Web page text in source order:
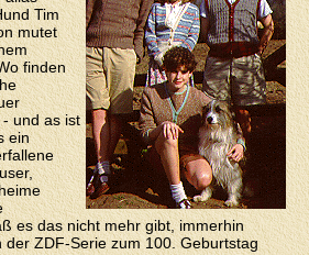
Tim
mutet
finden
und as ist
ein
es das nicht mehr gibt, immerhin
der ZDF-Serie zum 100. Geburtstag